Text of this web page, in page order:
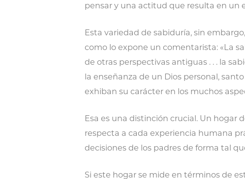
pensar y una actitud que resulta en un
Esta variedad de sabiduría, sin
como lo expone un comentarista: «La
de otras perspectivas antiguas . . . la
la enseñanza de un Dios personal,
exhiban su carácter en los muchos
Esa es una distinción crucial. Un hogar
respecta a cada experiencia humana
decisiones de los padres de forma tal
Si este hogar se mide en términos de